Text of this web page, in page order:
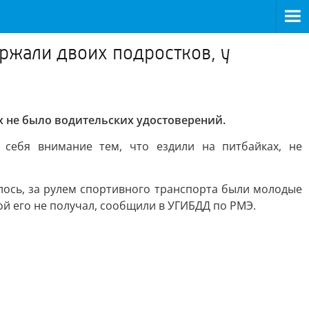
двоих подростков, у
было водительских удостоверений.
себя внимание тем, что ездили на питбайках, не
за рулем спортивного транспорта были молодые
его не получал, сообщили в УГИБДД по РМЭ.